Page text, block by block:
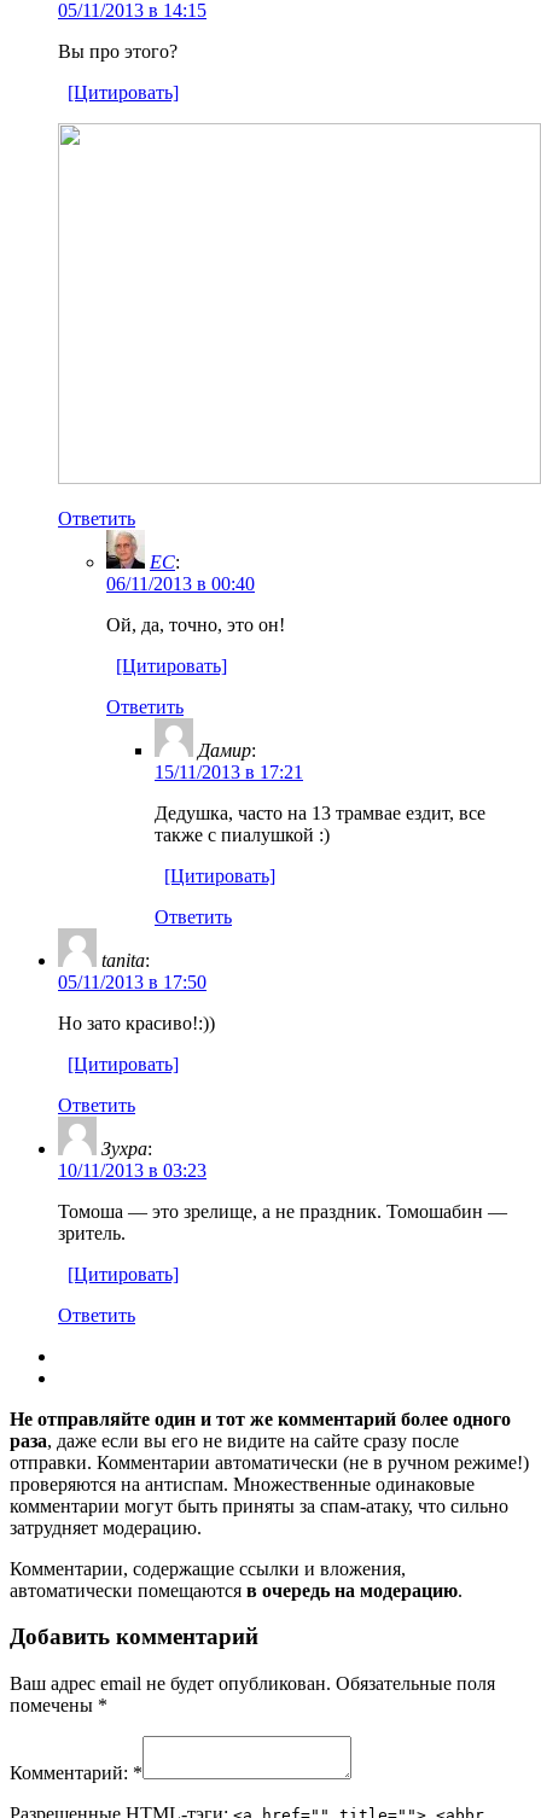
05/11/2013 в 14:15
Вы про этого?
[Цитировать]
Ответить
EC:
06/11/2013 в 00:40
Ой, да, точно, это он!
[Цитировать]
Ответить
Дамир:
15/11/2013 в 17:21
Дедушка, часто на 13 трамвае ездит, все
также с пиалушкой :)
[Цитировать]
Ответить
tanita:
05/11/2013 в 17:50
Но зато красиво!:))
[Цитировать]
Ответить
Зухра:
10/11/2013 в 03:23
Томоша — это зрелище, а не праздник. Томошабин —
зритель.
[Цитировать]
Ответить
Не отправляйте один и тот же комментарий более одного
раза, даже если вы его не видите на сайте сразу после
отправки. Комментарии автоматически (не в ручном режиме!)
проверяются на антиспам. Множественные одинаковые
комментарии могут быть приняты за спам-атаку, что сильно
затрудняет модерацию.
Комментарии, содержащие ссылки и вложения,
автоматически помещаются в очередь на модерацию.
Добавить комментарий
Ваш адрес email не будет опубликован. Обязательные поля
помечены *
Комментарий: *
Разрешенные HTML-тэги: